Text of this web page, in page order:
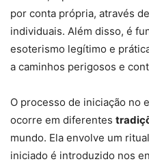
por conta própria, através
individuais. Além disso, é
esoterismo legítimo e
a caminhos perigosos e
O processo de iniciação no
ocorre em diferentes
mundo. Ela envolve um
iniciado é introduzido nos